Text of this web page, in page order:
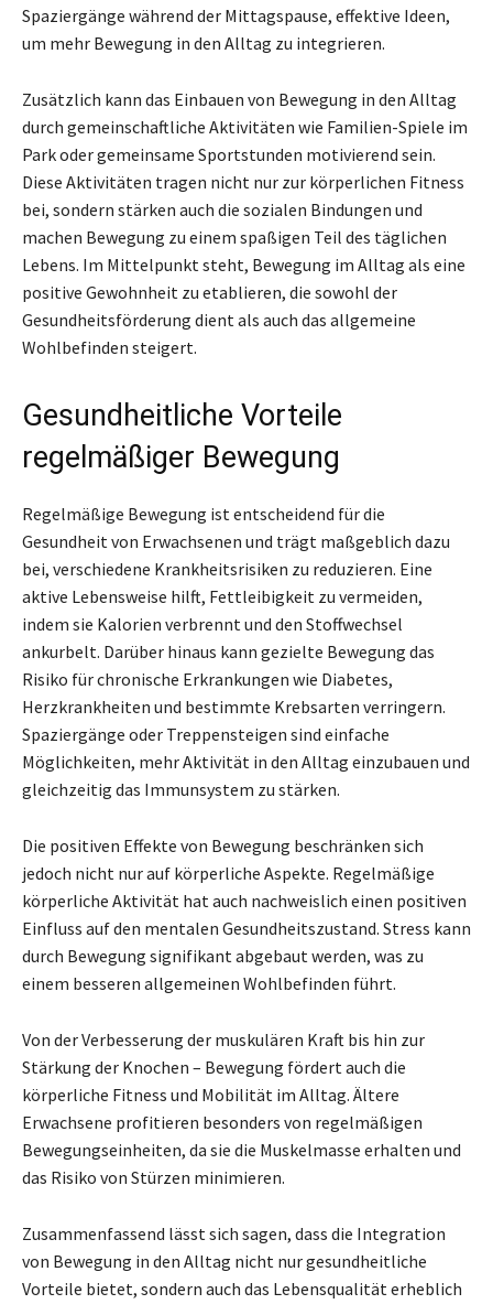
Spaziergänge während der Mittagspause, effektive Ideen,
um mehr Bewegung in den Alltag zu integrieren.
Zusätzlich kann das Einbauen von Bewegung in den Alltag
durch gemeinschaftliche Aktivitäten wie Familien-Spiele im
Park oder gemeinsame Sportstunden motivierend sein.
Diese Aktivitäten tragen nicht nur zur körperlichen Fitness
bei, sondern stärken auch die sozialen Bindungen und
machen Bewegung zu einem spaßigen Teil des täglichen
Lebens. Im Mittelpunkt steht, Bewegung im Alltag als eine
positive Gewohnheit zu etablieren, die sowohl der
Gesundheitsförderung dient als auch das allgemeine
Wohlbefinden steigert.
Gesundheitliche Vorteile
regelmäßiger Bewegung
Regelmäßige Bewegung ist entscheidend für die
Gesundheit von Erwachsenen und trägt maßgeblich dazu
bei, verschiedene Krankheitsrisiken zu reduzieren. Eine
aktive Lebensweise hilft, Fettleibigkeit zu vermeiden,
indem sie Kalorien verbrennt und den Stoffwechsel
ankurbelt. Darüber hinaus kann gezielte Bewegung das
Risiko für chronische Erkrankungen wie Diabetes,
Herzkrankheiten und bestimmte Krebsarten verringern.
Spaziergänge oder Treppensteigen sind einfache
Möglichkeiten, mehr Aktivität in den Alltag einzubauen und
gleichzeitig das Immunsystem zu stärken.
Die positiven Effekte von Bewegung beschränken sich
jedoch nicht nur auf körperliche Aspekte. Regelmäßige
körperliche Aktivität hat auch nachweislich einen positiven
Einfluss auf den mentalen Gesundheitszustand. Stress kann
durch Bewegung signifikant abgebaut werden, was zu
einem besseren allgemeinen Wohlbefinden führt.
Von der Verbesserung der muskulären Kraft bis hin zur
Stärkung der Knochen – Bewegung fördert auch die
körperliche Fitness und Mobilität im Alltag. Ältere
Erwachsene profitieren besonders von regelmäßigen
Bewegungseinheiten, da sie die Muskelmasse erhalten und
das Risiko von Stürzen minimieren.
Zusammenfassend lässt sich sagen, dass die Integration
von Bewegung in den Alltag nicht nur gesundheitliche
Vorteile bietet, sondern auch das Lebensqualität erheblich